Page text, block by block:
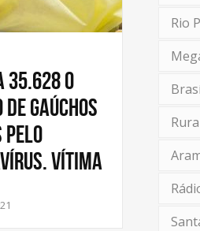
35.628 o
de gaúchos
pelo
Vítima
Rio